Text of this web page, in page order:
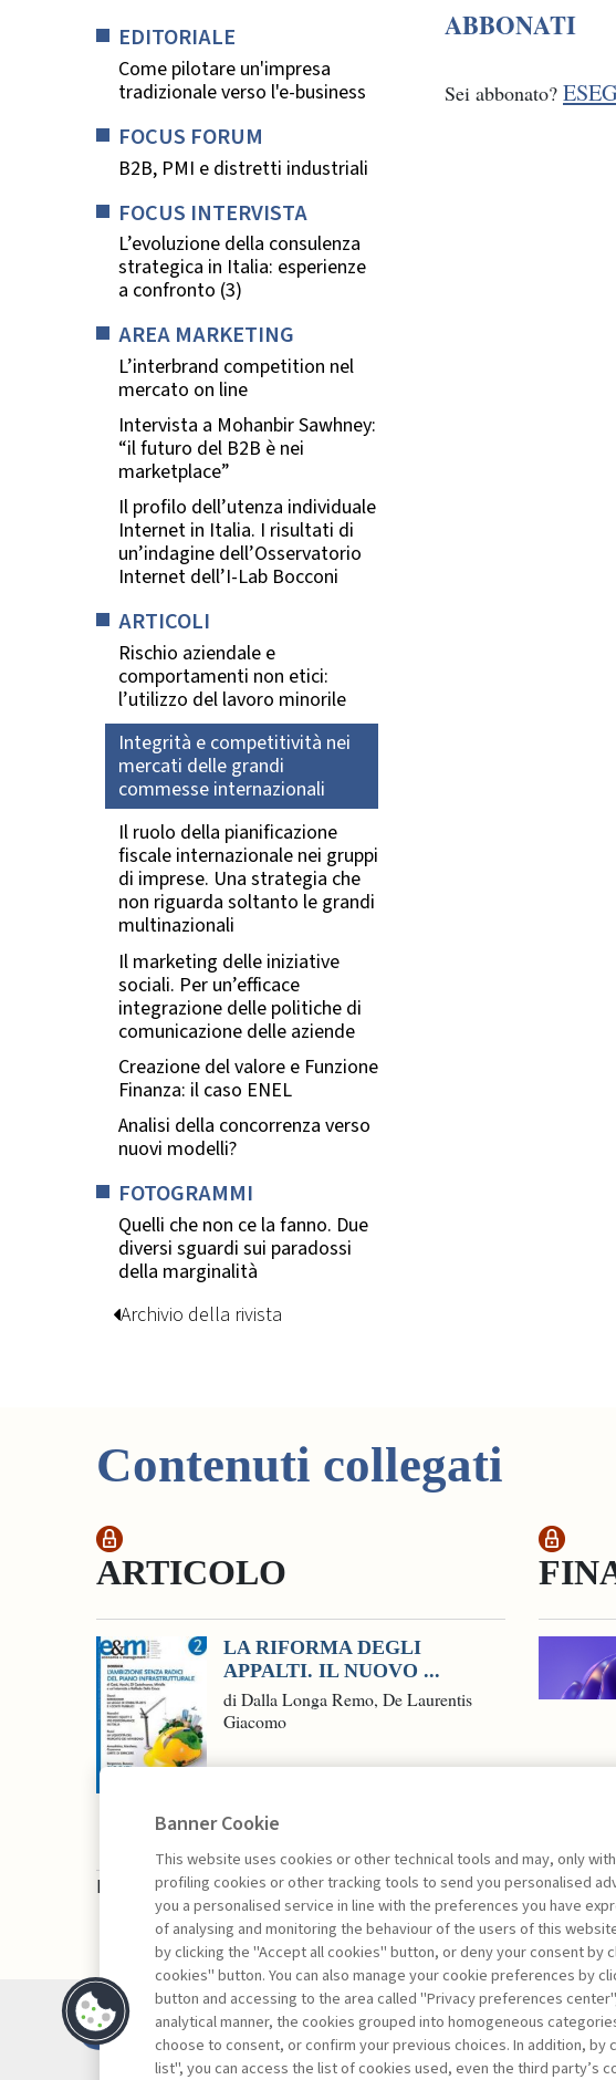
EDITORIALE
Come pilotare un'impresa
tradizionale verso l'e-business
FOCUS FORUM
B2B, PMI e distretti industriali
FOCUS INTERVISTA
L’evoluzione della consulenza
strategica in Italia: esperienze
a confronto (3)
AREA MARKETING
L’interbrand competition nel
mercato on line
Intervista a Mohanbir Sawhney:
“il futuro del B2B è nei
marketplace”
Il profilo dell’utenza individuale
Internet in Italia. I risultati di
un’indagine dell’Osservatorio
Internet dell’I-Lab Bocconi
ARTICOLI
Rischio aziendale e
comportamenti non etici:
l’utilizzo del lavoro minorile
Integrità e competitività nei
mercati delle grandi
commesse internazionali
Il ruolo della pianificazione
fiscale internazionale nei gruppi
di imprese. Una strategia che
non riguarda soltanto le grandi
multinazionali
Il marketing delle iniziative
sociali. Per un’efficace
integrazione delle politiche di
comunicazione delle aziende
Creazione del valore e Funzione
Finanza: il caso ENEL
Analisi della concorrenza verso
nuovi modelli?
FOTOGRAMMI
Quelli che non ce la fanno. Due
diversi sguardi sui paradossi
della marginalità
Archivio della rivista
ABBONATI
Sei abbonato?
Contenuti collegati
ARTICOLO
LA RIFORMA DEGLI
APPALTI. IL NUOVO ...
di Dalla Longa Remo, De Laurentis
Giacomo
La consultazione dei libri è riservata esclusivamente agli
Contatti
Abbonamenti
Archivio rubriche
Banner Cookie
This website uses cookies or other technical tools and may, only
profiling cookies or other tracking tools to send you personalised
you a personalised service in line with the preferences you have
of analysing and monitoring the behaviour of the users of this
by clicking the "Accept all cookies" button, or deny your consent by
cookies" button. You can also manage your cookie preferences by
button and accessing to the area called "Privacy preferences
analytical manner, the cookies grouped into homogeneous
choose to consent, or confirm your previous choices. In addition, by
list", you can access the list of cookies used, even the third party’s